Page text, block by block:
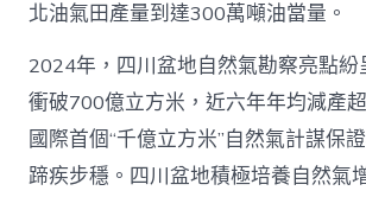
北油氣田產量到達300萬噸油當量。
2024年，四川盆地自然氣勘察亮點紛
衝破700億立方米，近六年年均減產
國際首個“千億立方米”自然氣計謀保
蹄疾步穩。四川盆地積極培養自然氣